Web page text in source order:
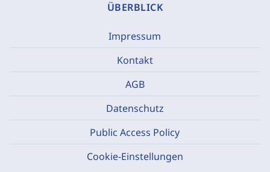
ÜBERBLICK
Impressum
Kontakt
AGB
Datenschutz
Public Access Policy
Cookie-Einstellungen